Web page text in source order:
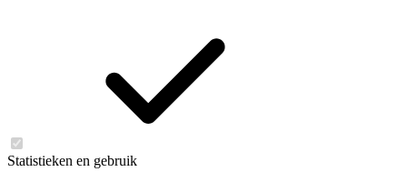
Statistieken en gebruik